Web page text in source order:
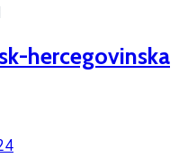
hercegovinska